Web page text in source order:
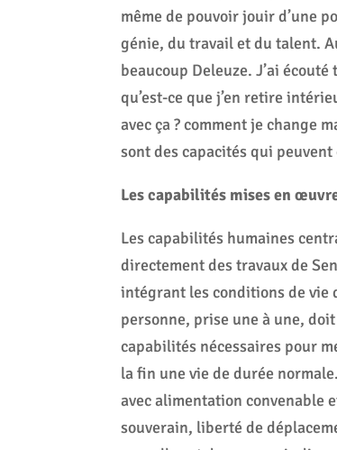
même de pouvoir jouir d’une
génie, du travail et du talent.
beaucoup Deleuze. J’ai
qu’est-ce que j’en retire
avec ça ? comment je change
sont des capacités qui
Les capabilités mises en
Les capabilités humaines
directement des travaux de
intégrant les conditions de vie
personne, prise une à une,
capabilités nécessaires pour
la fin une vie de durée
avec alimentation convenable
souverain, liberté de